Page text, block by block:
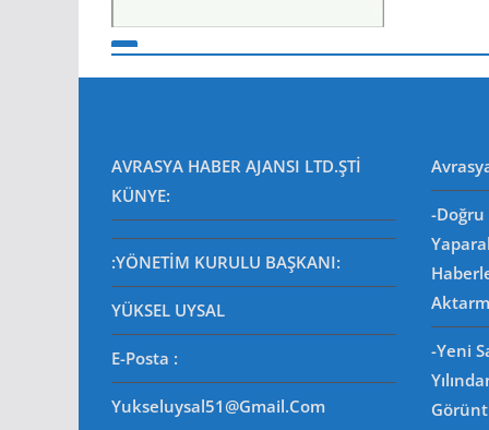
AVRASYA HABER AJANSI LTD.ŞTİ
KÜNYE:
:YÖNETİM KURULU BAŞKANI:
YÜKSEL UYSAL
E-Posta :
Yukseluysal51@gmail.com
-
-Yeni